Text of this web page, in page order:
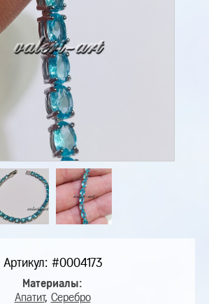
Артикул: #0004173
Материалы:
Апатит, Серебро